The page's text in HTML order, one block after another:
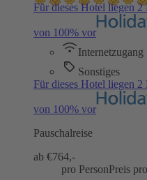
Für dieses Hotel liegen
von 100% vor
Internetzugang
Sonstiges
Für dieses Hotel liegen
von 100% vor
Pauschalreise
ab €764,-
pro PersonPreis